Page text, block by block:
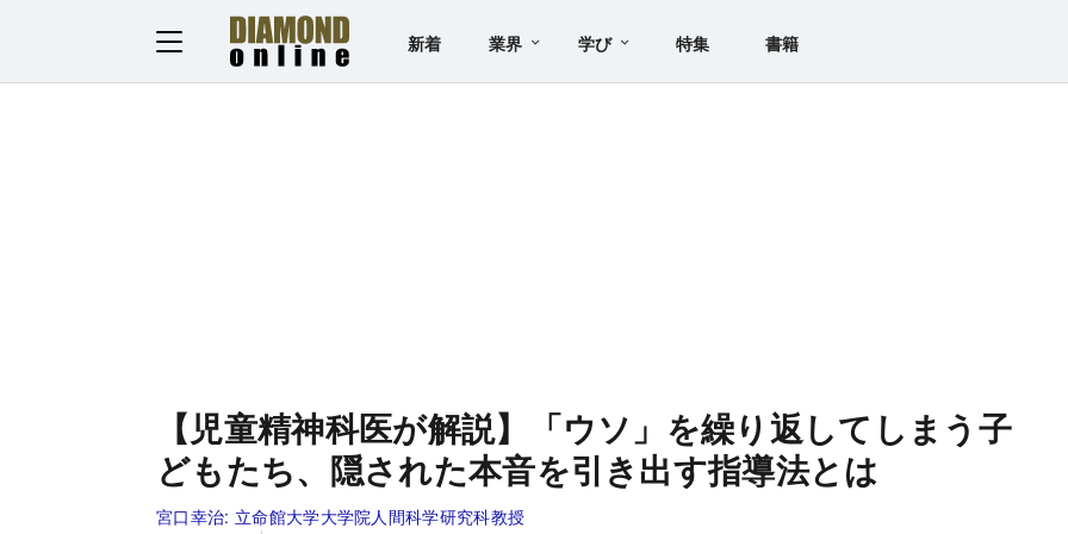
新着 業界 学び 特集 書籍
【児童精神科医が解説】「ウソ」を繰り返してしまう子
どもたち、隠された本音を引き出す指導法とは
宮口幸治: 立命館大学大学院人間科学研究科教授